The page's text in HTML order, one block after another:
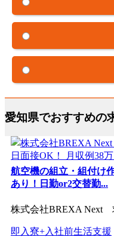
愛知県でおすすめの
航空機の組立・組付け
あり！日勤or2交替勤...
株式会社BREXA Next
即入寮+入社前生活支援